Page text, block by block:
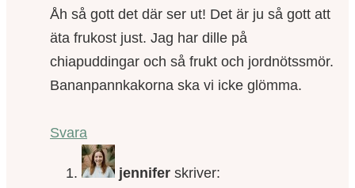
Åh så gott det där ser ut! Det är ju så gott att
äta frukost just. Jag har dille på
chiapuddingar och så frukt och jordnötssmör.
Bananpannkakorna ska vi icke glömma.
Svara
jennifer skriver: